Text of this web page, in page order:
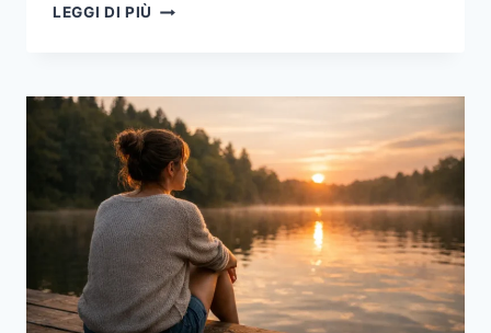
LEGGI DI PIÙ
PATRIMONIO
VIVO:
MASCHERE,
RITI,
MESTIERI
E
COMUNITÀ
DA
NORD
A
SUD